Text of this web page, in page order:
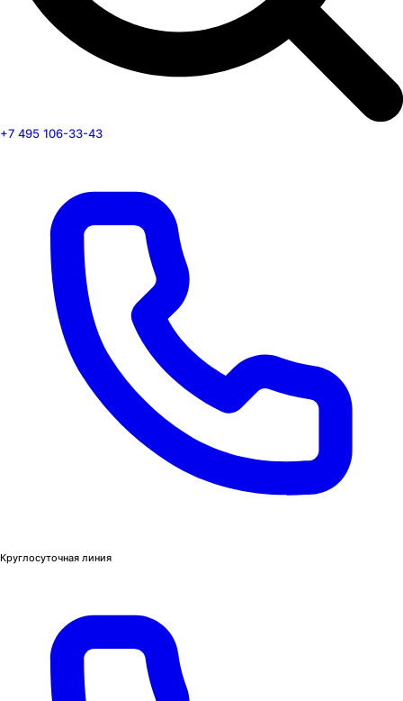
+7 495 106-33-43
Круглосуточная линия